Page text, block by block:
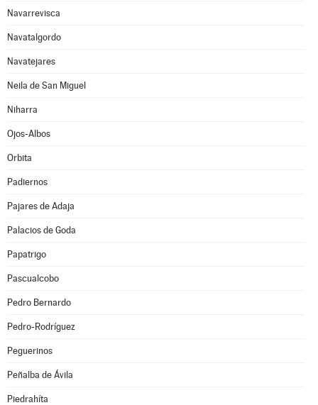
Navarrevisca
Navatalgordo
Navatejares
Neila de San Miguel
Niharra
Ojos-Albos
Orbita
Padiernos
Pajares de Adaja
Palacios de Goda
Papatrigo
Pascualcobo
Pedro Bernardo
Pedro-Rodríguez
Peguerinos
Peñalba de Ávila
Piedrahíta